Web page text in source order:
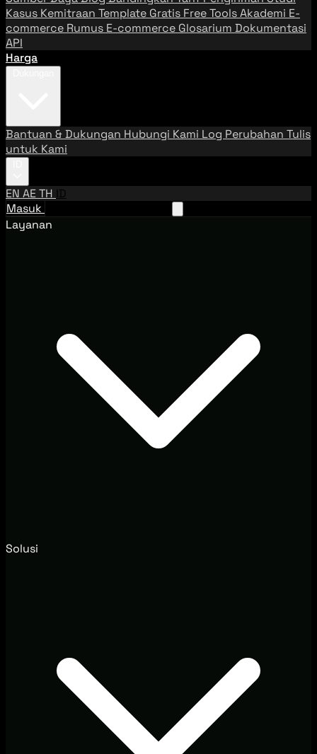
Kasus Kemitraan Template Gratis Free ToolsAkademi E-
commerce Rumus E-commerce Glosarium Dokumentasi
API
Harga
Bantuan & Dukungan Hubungi Kami Log Perubahan Tulis
untuk Kami
EN AETH ID
Masuk
Layanan
Solusi